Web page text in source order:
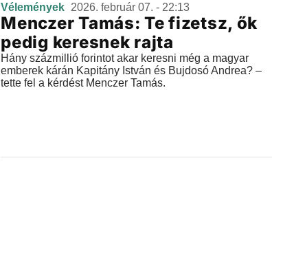
Vélemények 2026. február 07. - 22:13
Menczer Tamás: Te fizetsz, ők
pedig keresnek rajta
Hány százmillió forintot akar keresni még a magyar
emberek kárán Kapitány István és Bujdosó Andrea? –
tette fel a kérdést Menczer Tamás.